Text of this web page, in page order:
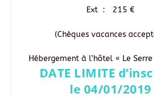
Ext : 215 €
(Chèques vacances
Hébergement à l’hôtel « Le
DATE LIMITE
le 04/01/2019